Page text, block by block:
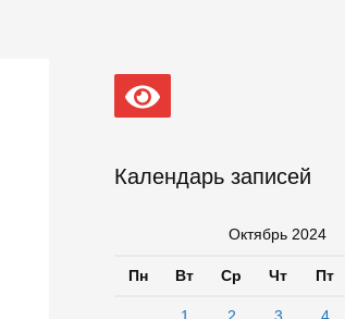
Календарь записей
Октябрь 2024
Пн Вт Ср Чт Пт
1 2 3 4